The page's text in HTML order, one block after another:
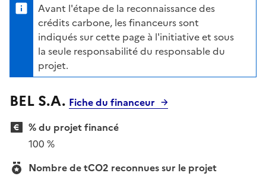
Avant l'étape de la reconnaissance des
crédits carbone, les financeurs sont
indiqués sur cette page à l'initiative et sous
la seule responsabilité du responsable du
projet.
BEL S.A. Fiche du financeur
% du projet financé
100 %
Nombre de tCO2 reconnues sur le projet